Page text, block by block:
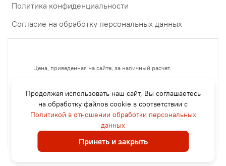
Политика конфиденциальности
Согласие на обработку персональных данных
Цена, приведенная на сайте, за наличный расчет.
- оплата безнал с НДС +15%,
- оплата без НДС +12%.
- оплата картой через терминал +7%
- оплата СБП через терминал или Qr код +6%
Продолжая использовать наш сайт, Вы соглашаетесь
на обработку файлов cookie в соответствии с
Политикой в отношении обработки персональных
данных
Принять и закрыть